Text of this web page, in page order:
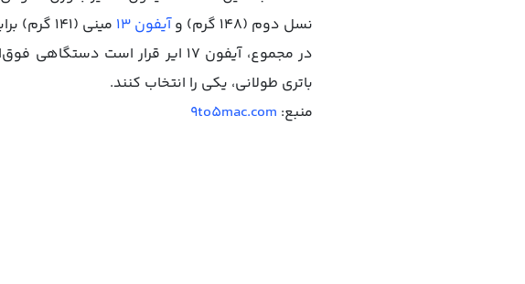
نسل دوم (۱۴۸ گرم) و
آیفون ۱۳
مینی (۱۴۱ گرم) برابری می‌کند.
در مجموع، آیفون ۱۷ ایر قرار
باتری طولانی، یکی را انتخاب کنند.
منبع: 9to5mac.com